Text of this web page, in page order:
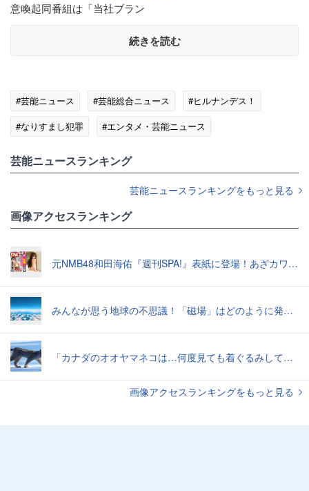
意喚起同番組は「当社ブラン
続きを読む
#芸能ニュース #芸能総合ニュース
#ヒルナンデス！
#なりすまし犯罪
#エンタメ・芸能ニュース
芸能ニュースランキング
芸能ニュースランキングをもっと見る
画像アクセスランキング
元NMB48和田海佑『週刊SPA!』表紙に登場！あざカワ新婚生活グラビアで読者全員TKO負け♡
みんなが思う地球の不思議！「磁場」はどのように発生したのか？【地学の話】
「カナダのオオヤマネコは…何度見ても着ぐるみしてる感じがぬぐえない」中に人間が入ってそうな写真いろいろ
画像アクセスランキングをもっと見る